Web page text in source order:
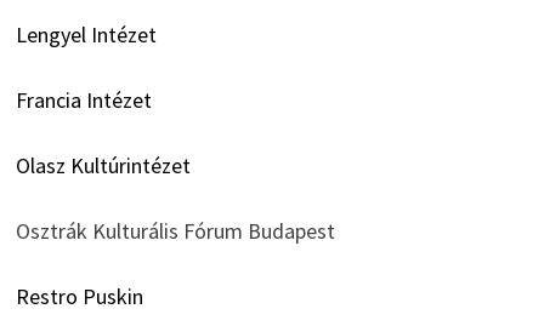
Lengyel Intézet
Francia Intézet
Olasz Kultúrintézet
Osztrák Kulturális Fórum Budapest
Restro Puskin